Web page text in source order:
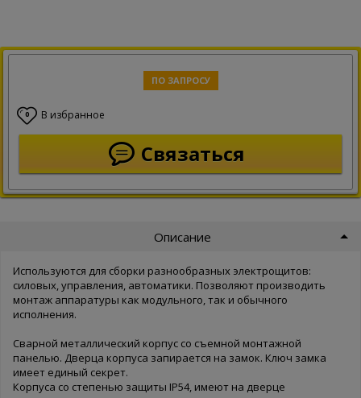
ПО ЗАПРОСУ
0 В избранное
Связаться
Описание
Используются для сборки разнообразных электрощитов:
силовых, управления, автоматики. Позволяют производить
монтаж аппаратуры как модульного, так и обычного
исполнения.
Сварной металлический корпус со съемной монтажной
панелью. Дверца корпуса запирается на замок. Ключ замка
имеет единый секрет.
Корпуса со степенью защиты IP54, имеют на дверце